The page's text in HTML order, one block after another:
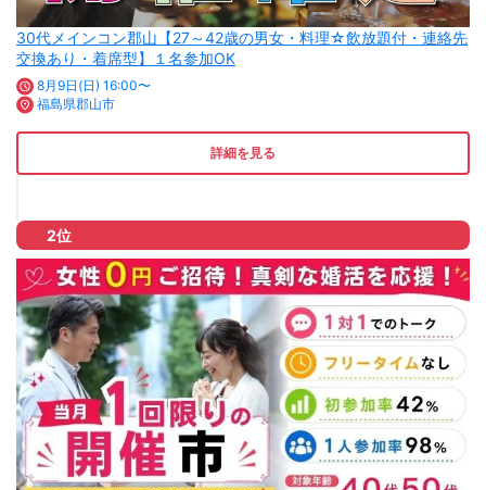
30代メインコン郡山【27～42歳の男女・料理☆飲放題付・連絡先
交換あり・着席型】１名参加OK
8月9日(日) 16:00〜
福島県郡山市
詳細を見る
2位